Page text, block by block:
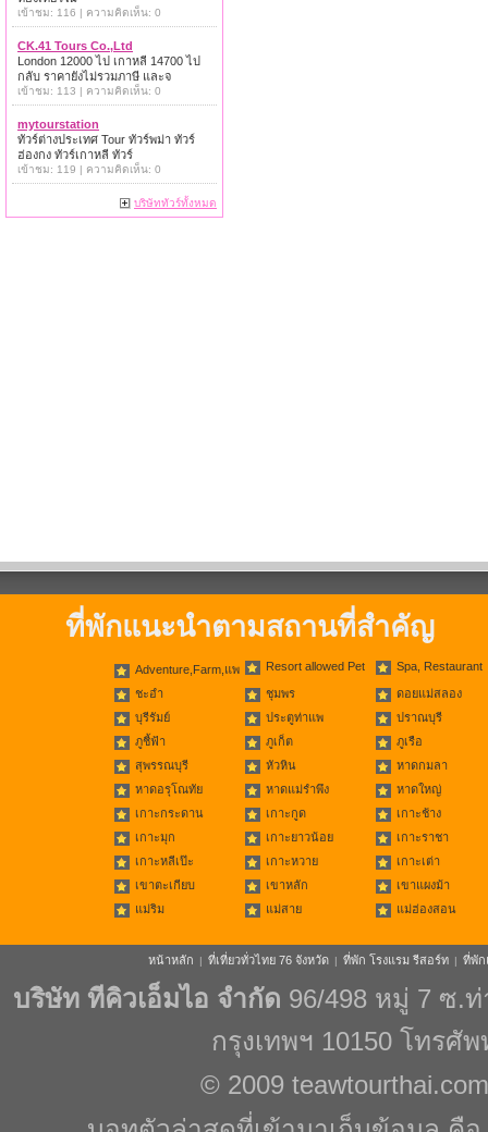
เข้าชม: 116 | ความคิดเห็น: 0
CK.41 Tours Co.,Ltd
London 12000 ไป เกาหลี 14700 ไป
กลับ ราคายังไม่รวมภาษี และจ
เข้าชม: 113 | ความคิดเห็น: 0
mytourstation
ทัวร์ต่างประเทศ Tour ทัวร์พม่า ทัวร์
ฮ่องกง ทัวร์เกาหลี ทัวร์
เข้าชม: 119 | ความคิดเห็น: 0
บริษัททัวร์ทั้งหมด
ที่พักแนะนำตามสถานที่สำคัญ
Adventure,Farm,แพ Resort allowed Pet Spa, Restaurant
ชะอำ ชุมพร
ดอยแม่สลอง
บุรีรัมย์
ประตูท่าแพ
ปราณบุรี
ภูชี้ฟ้า
ภูเก็ต
ภูเรือ
สุพรรณบุรี
หัวหิน
หาดกมลา
หาดอรุโณทัย
หาดแม่รำพึง
หาดใหญ่
เกาะกระดาน
เกาะกูด
เกาะช้าง
เกาะมุก
เกาะยาวน้อย
เกาะราชา
เกาะหลีเป๊ะ
เกาะหวาย
เกาะเต่า
เขาตะเกียบ
เขาหลัก
เขาแผงม้า
แม่ริม
แม่สาย แม่ฮ่องสอน
หน้าหลัก | ที่เที่ยวทั่วไทย 76 จังหวัด | ที่พัก โรงแรม รีสอร์ท | ที่พัก
บริษัท ทีคิวเอ็มไอ จำกัด 96/498 หมู่ 7 ซ.
กรุงเทพฯ 10150 โทรศั
© 2009 teawtourthai.com